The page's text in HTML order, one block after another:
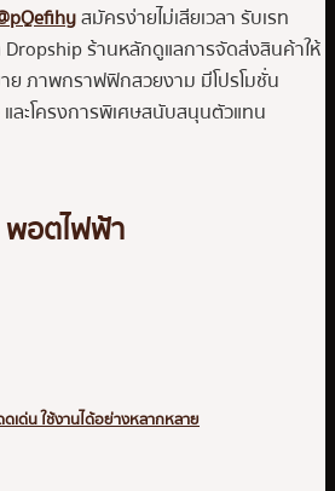
สมัครง่ายไม่เสียเวลา รับเรท
Dropship ร้านหลักดูแลการจัดส่งสินค้าให้
ภาพกราฟฟิกสวยงาม มีโปรโมชั่น
ละโครงการพิเศษสนับสนุนตัวแทน
อตไฟฟ้า
เด่น ใช้งานได้อย่างหลากหลาย